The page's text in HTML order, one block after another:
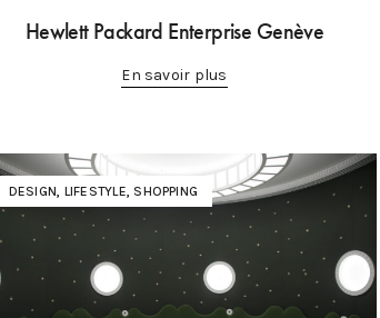
Hewlett Packard Enterprise Genève
En savoir plus
DESIGN, LIFESTYLE, SHOPPING